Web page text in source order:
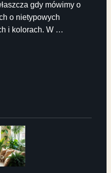
gdy mówimy o
o nietypowych
i kolorach. W …